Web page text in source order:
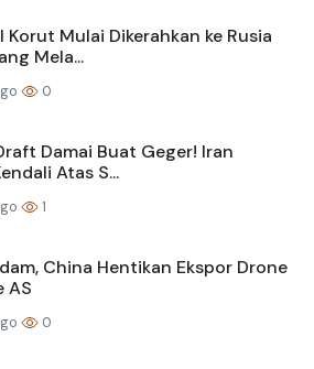
Korut Mulai Dikerahkan ke Rusia
Mela...
0
Damai Buat Geger! Iran
Atas S...
1
China Hentikan Ekspor Drone
AS
0